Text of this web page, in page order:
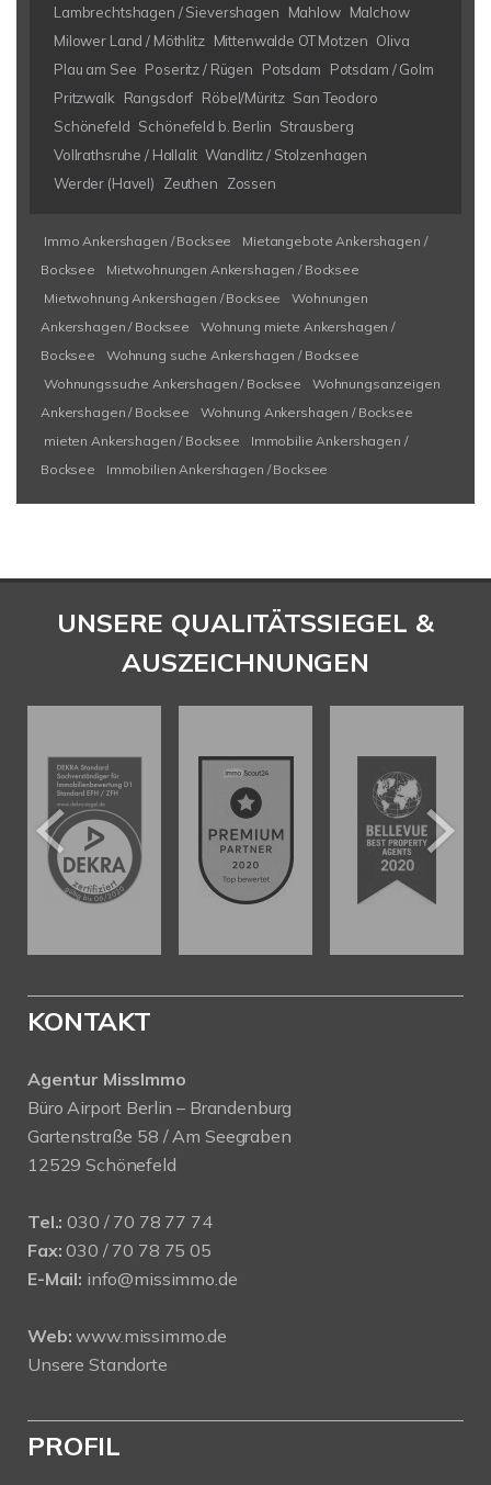
Lambrechtshagen / Sievershagen Mahlow Malchow
Milower Land / Möthlitz Mittenwalde OT Motzen Oliva
Plau am See Poseritz / Rügen Potsdam
Potsdam / Golm
Pritzwalk
Rangsdorf Röbel/Müritz San Teodoro
Schönefeld Schönefeld b. Berlin Strausberg
Vollrathsruhe / Hallalit Wandlitz / Stolzenhagen
Werder (Havel)
Zeuthen Zossen
Immo Ankershagen / Bocksee
Mietangebote Ankershagen /
Bocksee
Mietwohnungen Ankershagen / Bocksee
Mietwohnung Ankershagen / Bocksee
Wohnungen
Ankershagen / Bocksee
Wohnung miete Ankershagen /
Bocksee
Wohnung suche Ankershagen / Bocksee
Wohnungssuche Ankershagen / Bocksee
Wohnungsanzeigen
Ankershagen / Bocksee
Wohnung Ankershagen / Bocksee
mieten Ankershagen / Bocksee
Immobilie Ankershagen /
Bocksee
Immobilien Ankershagen / Bocksee
UNSERE QUALITÄTSSIEGEL &
AUSZEICHNUNGEN
KONTAKT
Agentur MissImmo
Büro Airport Berlin – Brandenburg
Gartenstraße 58 / Am Seegraben
12529 Schönefeld
Tel.: 030 / 70 78 77 74
Fax: 030 / 70 78 75 05
E-Mail: info@missimmo.de
Web: www.missimmo.de
Unsere Standorte
PROFIL